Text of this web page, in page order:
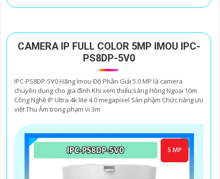
CAMERA IP FULL COLOR 5MP IMOU IPC-
PS8DP-5V0
IPC-PS8DP-5V0 Hãng Imou Độ Phân Giải 5.0 MP là camera
chuyên dụng cho gia đình Khi xem thiếu sáng Hồng Ngoại 10m
Công Nghệ IP Ultra 4k lite 4.0 megapixel Sản phậm Chức năng ưu
việt Thu Âm trong phạm vi 3m